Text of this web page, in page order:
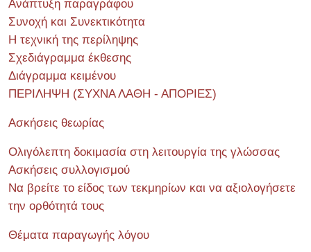
Ανάπτυξη παραγράφου
Συνοχή και Συνεκτικότητα
Η τεχνική της περίληψης
Σχεδιάγραμμα έκθεσης
Διάγραμμα κειμένου
ΠΕΡΙΛΗΨΗ (ΣΥΧΝΑ ΛΑΘΗ - ΑΠΟΡΙΕΣ)
Ασκήσεις θεωρίας
Ολιγόλεπτη δοκιμασία στη λειτουργία της γλώσσας
Ασκήσεις συλλογισμού
Να βρείτε το είδος των τεκμηρίων και να αξιολογήσετε
την ορθότητά τους
Θέματα παραγωγής λόγου